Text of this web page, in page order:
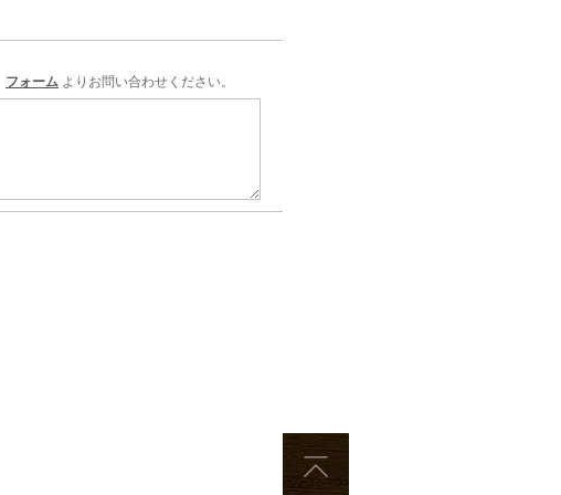
フォーム よりお問い合わせください。